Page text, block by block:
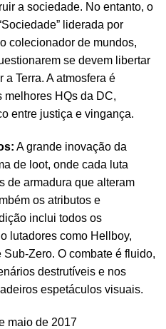
a sociedade. No entanto, o
liderada por
colecionador de mundos,
se devem libertar
Terra. A atmosfera é
HQs da DC,
entre justiça e vingança.
A grande inovação da
de loot, onde cada luta
de armadura que alteram
os atributos e
inclui todos os
lutadores como Hellboy,
Zero. O combate é fluido,
destrutíveis e nos
espetáculos visuais.
maio de 2017